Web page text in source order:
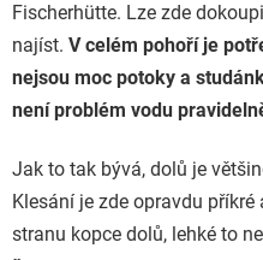
Fischerhütte. Lze zde
najíst. V celém pohoří je
nejsou moc potoky a
není problém vodu
Jak to tak bývá, dolů je
Klesání je zde opravdu
stranu kopce dolů, lehké to